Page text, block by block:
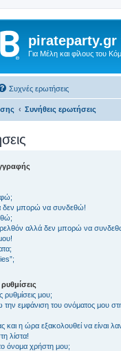
pirateparty.gr
Για Μέλη και φίλους του
Συχνές ερωτήσεις
Συνήθεις ερωτήσεις
δεν μπορώ να συνδεθώ!
αλλά δεν μπορώ να
μου;
εμφάνιση του ονόματος μου
η ώρα εξακολουθεί να είναι
λίστα!
όνομα χρήστη μου;